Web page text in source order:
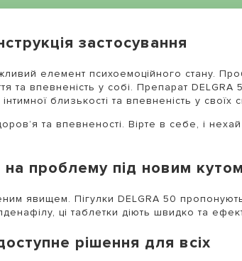
застосування
елемент психоемоційного стану.
та впевненість у собі. Препарат DELGRA
близькості та впевненість у своїх
та впевненості. Вірте в себе, і
на проблему під новим кутом
явищем. Пігулки DELGRA 50
ці таблетки діють швидко та
рішення для всіх